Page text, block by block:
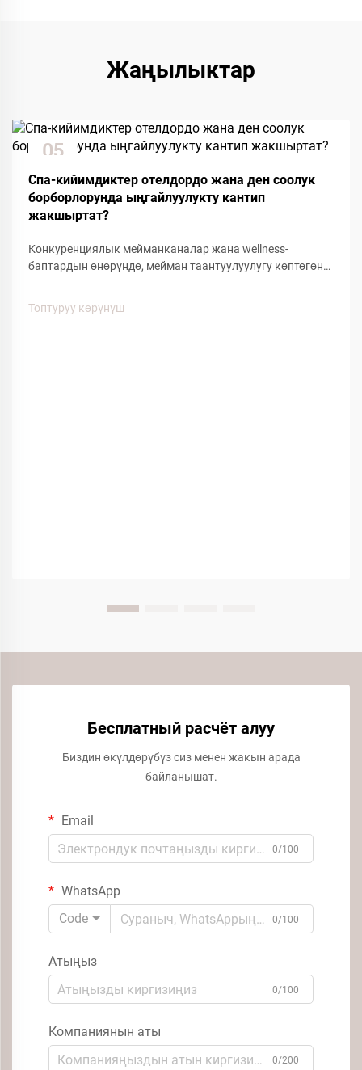
Жаңылыктар
05
Спа-кийимдиктер отелдордо жана ден соолук
борборлорунда ыңгайлуулукту кантип
жакшыртат?
Конкуренциялык мейманканалар жана wellness-
баптардын өнөрүндө, мейман таантуулуулугу көптөгөн
тийгизген көптөгөн факторлордун ичинен, спа кийимдер
Топтуруу көрүнүш
Бесплатный расчёт алуу
Биздин өкүлдөрүбүз сиз менен жакын арада
байланышат.
Email
0/100
WhatsApp
Code
0/100
Атыңыз
0/100
Компаниянын аты
0/200